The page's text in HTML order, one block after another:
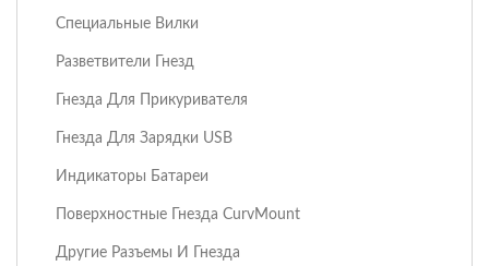
Специальные Вилки
Разветвители Гнезд
Гнезда Для Прикуривателя
Гнезда Для Зарядки USB
Индикаторы Батареи
Поверхностные Гнезда CurvMount
Другие Разъемы И Гнезда